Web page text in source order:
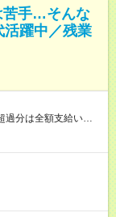
苦手…そんな
躍中／残業
分は全額支給いたし
業時間 20時間／月
円分）を含みま
ています。 インセン
円が毎月支給さ